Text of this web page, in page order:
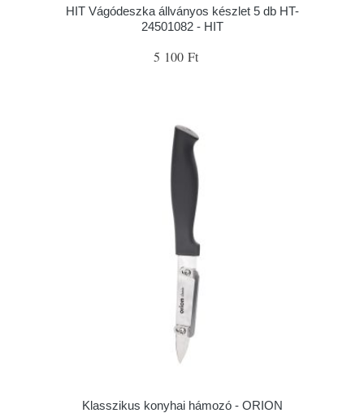
HIT Vágódeszka állványos készlet 5 db HT-
24501082 - HIT
5 100 Ft
Klasszikus konyhai hámozó - ORION